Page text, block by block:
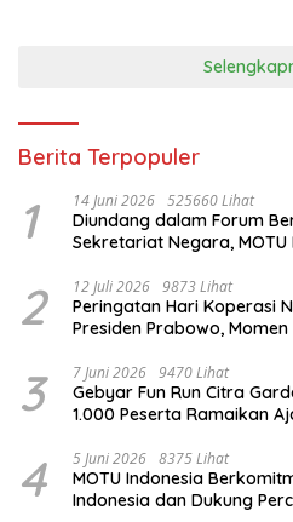
Berita Terpopuler
1 14 Juni 2026 525660 Lihat
Diundang dalam Forum
Sekretariat Negara,
2 12 Juli 2026 9873 Lihat
Peringatan Hari Koperasi
Presiden Prabowo,
3 7 Juni 2026 9470 Lihat
Gebyar Fun Run Citra
1.000 Peserta Ramaikan
4 5 Juni 2026 8375 Lihat
MOTU Indonesia
Indonesia dan Dukung